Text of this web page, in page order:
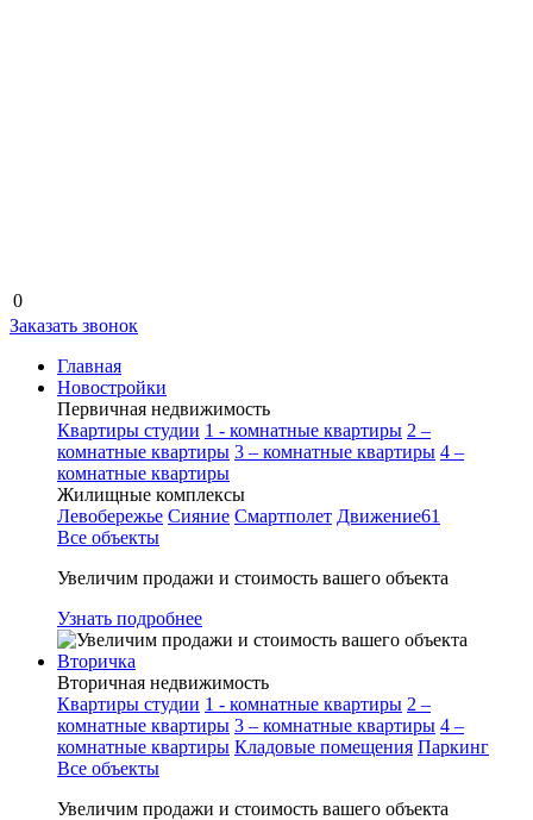
0
Заказать звонок
Главная
Новостройки
Первичная недвижимость
Квартиры студии 1 - комнатные квартиры 2 –
комнатные квартиры 3 – комнатные квартиры 4 –
комнатные квартиры
Жилищные комплексы
Левобережье Сияние Смартполет Движение61
Все объекты
Увеличим продажи и стоимость вашего объекта
Узнать подробнее
Вторичка
Вторичная недвижимость
Квартиры студии 1 - комнатные квартиры 2 –
комнатные квартиры 3 – комнатные квартиры 4 –
комнатные квартиры Кладовые помещения Паркинг
Все объекты
Увеличим продажи и стоимость вашего объекта